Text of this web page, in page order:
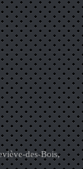
des-Bois,